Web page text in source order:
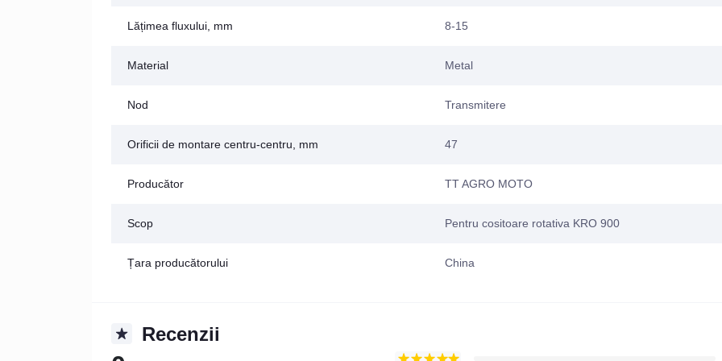
Lățimea fluxului, mm 8-15
Material Metal
Nod Transmitere
Orificii de montare centru-centru, mm 47
Producător TT AGRO MOTO
Scop Pentru cositoare rotativa KRO 900
Țara producătorului China
Recenzii